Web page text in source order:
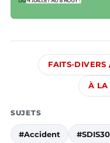
FAITS-DIVERS
À LA
SUJETS
#Accident #SDIS30